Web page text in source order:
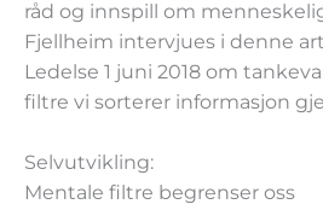
råd og innspill om
Fjellheim intervjues i denne
Ledelse 1 juni 2018 om
filtre vi sorterer informasjon
Selvutvikling:
Mentale filtre begrenser oss